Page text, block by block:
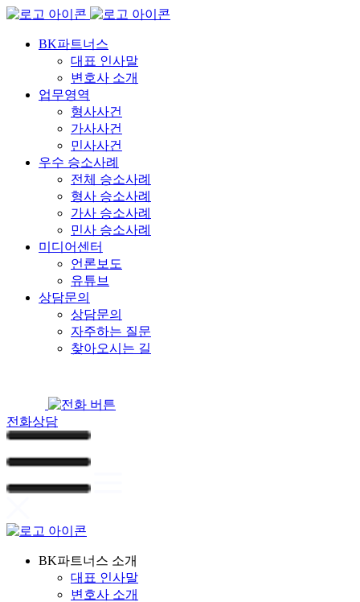
BK파트너스
대표 인사말
변호사 소개
업무영역
형사사건
가사사건
민사사건
우수 승소사례
전체 승소사례
형사 승소사례
가사 승소사례
민사 승소사례
미디어센터
언론보도
유튜브
상담문의
상담문의
자주하는 질문
찾아오시는 길
전화상담
BK파트너스 소개
대표 인사말
변호사 소개